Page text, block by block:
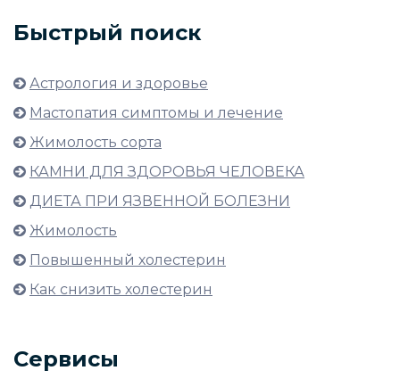
Быстрый поиск
Астрология и здоровье
Мастопатия симптомы и лечение
Жимолость сорта
КАМНИ ДЛЯ ЗДОРОВЬЯ ЧЕЛОВЕКА
ДИЕТА ПРИ ЯЗВЕННОЙ БОЛЕЗНИ
Жимолость
Повышенный холестерин
Как снизить холестерин
Сервисы